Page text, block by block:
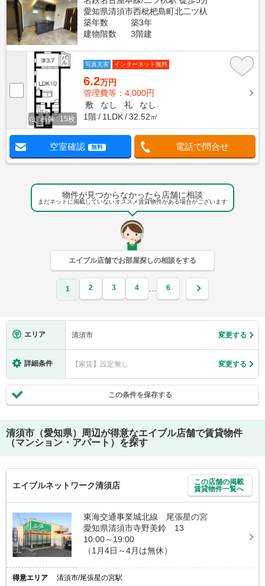
愛知県清須市西枇杷島町北二ツ杁
築年数
築3年
建物階数
3階建
画像 : 15枚
写真充実 インターネット無料
6.2万円
管理費等：4,000円
敷
なし 礼
なし
1階
1LDK 32.52㎡
空室確認 無料 電話で問合せ
物件が見つからなかったら店舗に相談
まだネットに掲載していないオススメ賃貸物件がある場合がございます
エイブル店舗でお部屋探しの相談をする
1 2 3 4 … 6
エリア 清須市 変更する
詳細条件 【家賃】設定無し 変更する
この条件を保存する
清須市（愛知県）
周辺が得意なエイブル店舗で賃貸物件
（マンション・アパート）を探す
エイブルネットワーク清須店
この店舗の掲載
賃貸物件一覧へ
東海交通事業城北線 尾張星の宮
愛知県清須市寺野美鈴 13
10:00～19:00
（1月4日～4月は無休）
得意エリア 清須市/尾張星の宮駅